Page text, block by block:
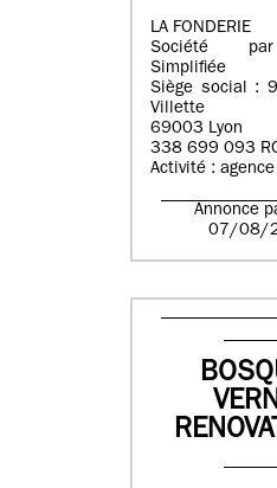
LA FONDERIE
Société
Simplifiée
Siège social :
Villette
69003 Lyon
338 699 093
Activité :
Annonce
07/08/